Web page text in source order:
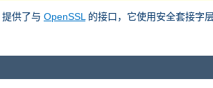
提供了与 OpenSSL的接口，它使用安全套接字